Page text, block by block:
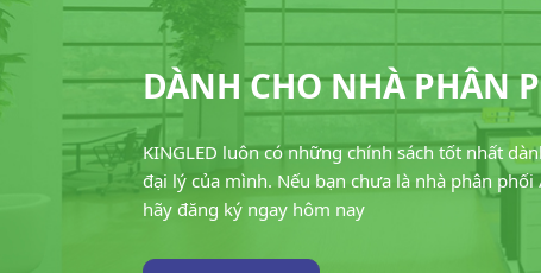
DÀNH CHO NHÀ PHÂN
KINGLED luôn có những chính sách tốt nhất
đại lý của mình. Nếu bạn chưa là nhà phân phối
hãy đăng ký ngay hôm nay